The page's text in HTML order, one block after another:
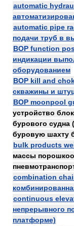
automatic
automatic pipe
подачи труб в
BOP function
индикации
оборудованием
BOP kill and
скважины и
BOP moonpool
устройство
бурового судна
буровую шахту
bulk products
массы
combination
continuous
непрерывного
платформе)